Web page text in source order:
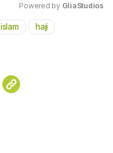
Powered by GliaStudios
islam haji